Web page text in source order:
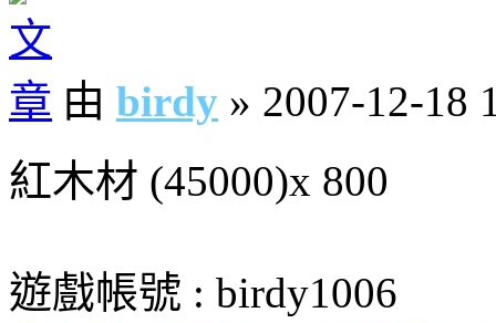
由 birdy » 2007-12-18
紅木材 (45000)x 800
遊戲帳號 : birdy1006